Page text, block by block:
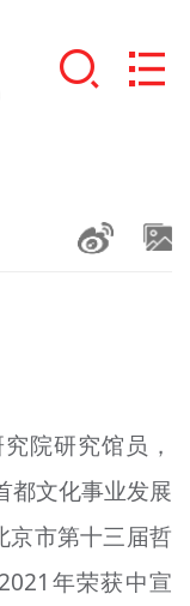
+
+
院研究馆员，
都文化事业发展
京市第十三届哲
年荣获中宣